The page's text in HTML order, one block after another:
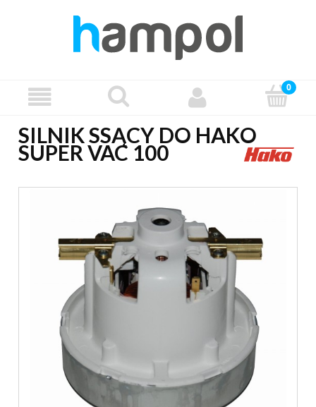
SILNIK SSĄCY DO HAKO
SUPER VAC 100